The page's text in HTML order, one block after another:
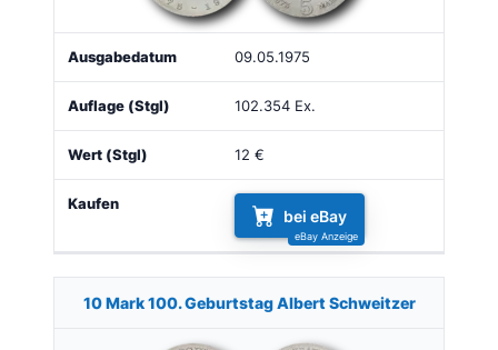
09.05.1975
102.354 Ex.
12 €
bei eBay
10 Mark 100. Geburtstag Albert Schweitzer